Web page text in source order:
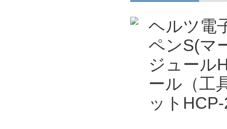
ヘルツ電
ペンS(マ
ジュール
ール（工
ット